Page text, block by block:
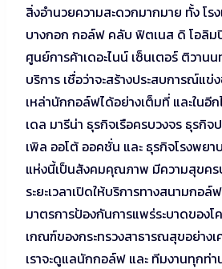
สิ่งอำนวยความสะดวกมากมาย ทั้ง โร
บางกอก กอล์ฟ คลับ ฟิตเนส ดิ โอลิม
ศูนย์การค้าเดอะไนน์ เซ็นเตอร์ ติวาน
บริการ เชื่อว่าจะสร้างประสบการณ์แข่
เหล่านักกอล์ฟได้อย่างเต็มที่ และในอีก
เดล มารีน่า ธุรกิจเรือครบวงจร ธุรกิ
เพิล ออโต้ ออคชั่น และ ธุรกิจโรงพย
แห่งนี้เป็นสังคมคุณภาพ มีความสุขค
ระยะเวลาเปิดให้บริการทางสนามกอ
มาตรการป้องกันการแพร่ระบาดของ
เกณฑ์ของกระทรวงสาธารณสุขอย่างเ
เราจะดูแลนักกอล์ฟ และ ทีมงานทุกท่